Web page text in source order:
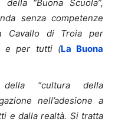
“Buona Scuola”,
senza competenze
Cavallo di Troia per
e per tutti (La Buona
“cultura della
nell’adesione a
e dalla realtà. Si tratta